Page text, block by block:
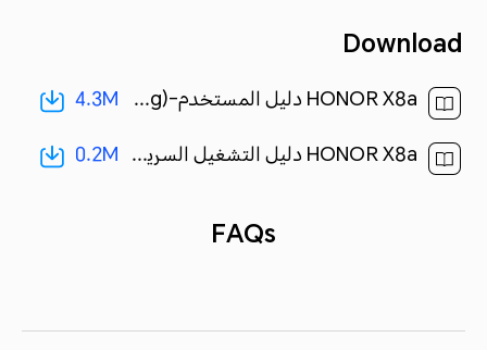
Download
HONOR X8a دليل المستخدم-(Magic UI 6.1_01,ar-eg)[ 4.3M ] 4.3M
HONOR X8a دليل التشغيل السريع-(Magic UI 6.1_01,CRT-LX2,ar)[ 0.2M ] 0.2M
FAQs